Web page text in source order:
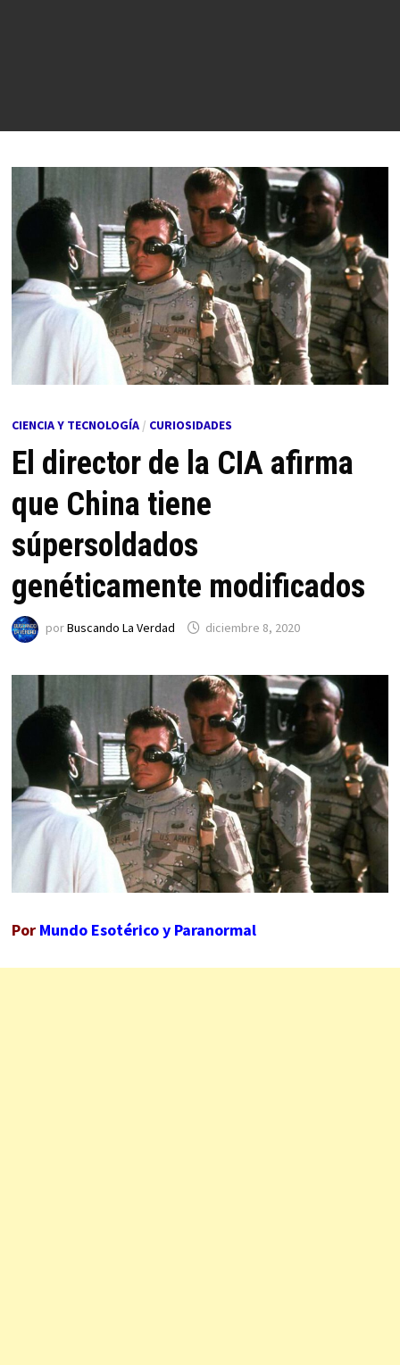
CIENCIA Y TECNOLOGÍA/ CURIOSIDADES
El director de la CIA afirma
que China tiene
súpersoldados
genéticamente modificados
porBuscando La Verdad diciembre 8, 2020
Por Mundo Esotérico y Paranormal